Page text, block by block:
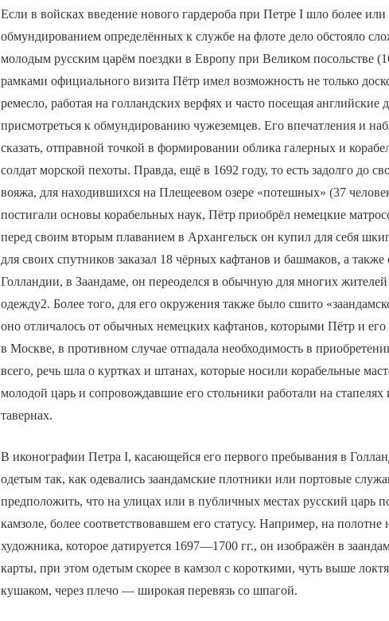
Если в войсках введение нового гардероба при Петре I шло более
обмундированием определённых к службе на флоте дело обстояло
молодым русским царём поездки в Европу при Великом посольстве
рамками официального визита Пётр имел возможность не только
ремесло, работая на голландских верфях и часто посещая английские
присмотреться к обмундированию чужеземцев. Его впечатления и
сказать, отправной точкой в формировании облика галерных и
солдат морской пехоты. Правда, ещё в 1692 году, то есть задолго до
вояжа, для находившихся на Плещеевом озере «потешных» (37
постигали основы корабельных наук, Пётр приобрёл немецкие
перед своим вторым плаванием в Архангельск он купил для себя
для своих спутников заказал 18 чёрных кафтанов и башмаков, а
Голландии, в Заандаме, он переоделся в обычную для многих жителей
одежду2. Более того, для его окружения также было сшито
оно отличалось от обычных немецких кафтанов, которыми Пётр и
в Москве, в противном случае отпадала необходимость в
всего, речь шла о куртках и штанах, которые носили корабельные
молодой царь и сопровождавшие его стольники работали на
тавернах.
В иконографии Петра I, касающейся его первого пребывания в
одетым так, как одевались заандамские плотники или портовые
предположить, что на улицах или в публичных местах русский царь
камзоле, более соответствовавшем его статусу. Например, на полотне
художника, которое датируется 1697—1700 гг., он изображён в
карты, при этом одетым скорее в камзол с короткими, чуть выше
кушаком, через плечо — широкая перевязь со шпагой.